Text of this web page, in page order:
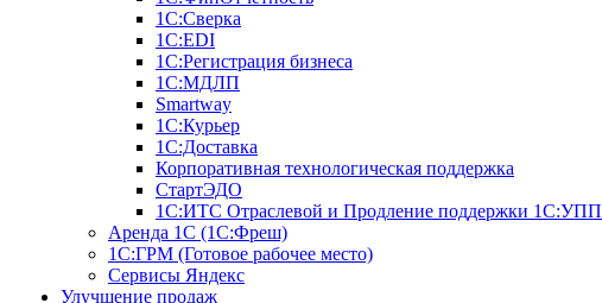
1С:Сверка
1С:EDI
1С:Регистрация бизнеса
1С:МДЛП
Smartway
1С:Курьер
1С:Доставка
Корпоративная технологическая поддержка
СтартЭДО
1С:ИТС Отраслевой и Продление поддержки 1С:УПП
Аренда 1С (1С:Фреш)
1С:ГРМ (Готовое рабочее место)
Сервисы Яндекс
Улучшение продаж